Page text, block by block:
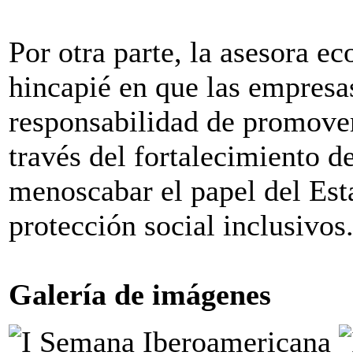
Por otra parte, la asesora
hincapié en que las
responsabilidad de
través del fortalecimiento
menoscabar el papel del
protección social inclusivos.
Galería de imágenes